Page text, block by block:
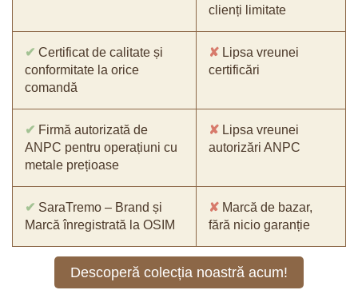
clienți limitate
✔ Certificat de calitate și
conformitate la orice
comandă
✘ Lipsa vreunei
certificări
✔ Firmă autorizată de
ANPC pentru operațiuni cu
metale prețioase
✘ Lipsa vreunei
autorizări ANPC
✔ SaraTremo – Brand și
Marcă înregistrată la OSIM
✘ Marcă de bazar,
fără nicio garanție
Descoperă colecția noastră acum!